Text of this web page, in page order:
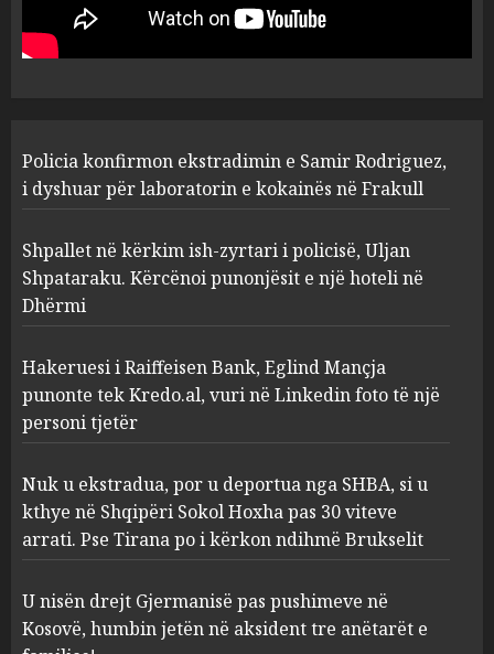
1
Rodriguez, i dyshuar për
laboratorin e kokainës në
Frakull
2
i policisë, Uljan Shpataraku.
Kërcënoi punonjësit e një
hoteli në Dhërmi
Eglind Mançja punonte tek
Kredo.al, vuri në Linkedin
foto të një personi tjetër
AUGUST 7, 2026
Nuk u ekstradua, por u
deportua nga SHBA, si u kthye
në Shqipëri Sokol Hoxha pas
30 viteve arrati. Pse Tirana po
AUGUST 7, 2026
Policia konfirmon ekstradimin e Samir Rodriguez,
i dyshuar për laboratorin e kokainës në Frakull
Shpallet në kërkim ish-zyrtari i policisë, Uljan
Shpataraku. Kërcënoi punonjësit e një hoteli në
Dhërmi
Hakeruesi i Raiffeisen Bank, Eglind Mançja
punonte tek Kredo.al, vuri në Linkedin foto të një
personi tjetër
Nuk u ekstradua, por u deportua nga SHBA, si u
kthye në Shqipëri Sokol Hoxha pas 30 viteve
arrati. Pse Tirana po i kërkon ndihmë Brukselit
U nisën drejt Gjermanisë pas pushimeve në
Kosovë, humbin jetën në aksident tre anëtarët e